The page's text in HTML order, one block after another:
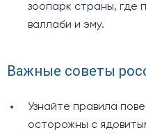
зоопарк страны, где
валлаби и эму.
Важные советы
Узнайте правила
осторожны с